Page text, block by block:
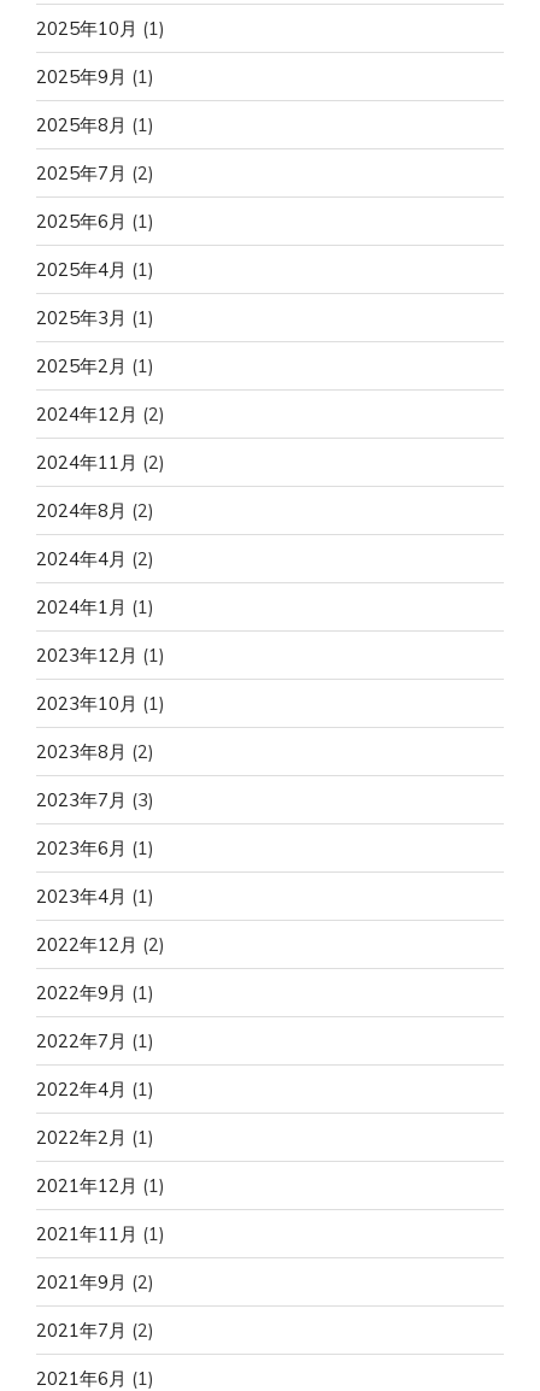
2025年10月 (1)
2025年9月 (1)
2025年8月 (1)
2025年7月 (2)
2025年6月 (1)
2025年4月 (1)
2025年3月 (1)
2025年2月 (1)
2024年12月 (2)
2024年11月 (2)
2024年8月 (2)
2024年4月 (2)
2024年1月 (1)
2023年12月 (1)
2023年10月 (1)
2023年8月 (2)
2023年7月 (3)
2023年6月 (1)
2023年4月 (1)
2022年12月 (2)
2022年9月 (1)
2022年7月 (1)
2022年4月 (1)
2022年2月 (1)
2021年12月 (1)
2021年11月 (1)
2021年9月 (2)
2021年7月 (2)
2021年6月 (1)